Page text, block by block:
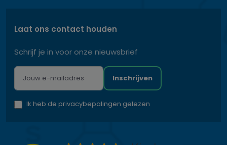
Laat ons contact houden
Schrijf je in voor onze nieuwsbrief
Inschrijven
Ik heb de privacybepalingen gelezen